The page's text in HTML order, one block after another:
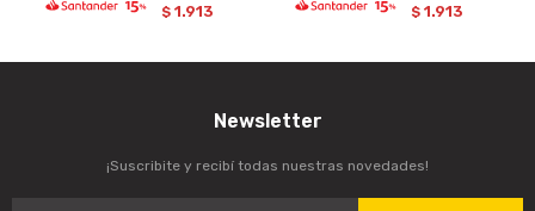
$ 1.913 $ 1.913
Newsletter
¡Suscribite y recibí todas nuestras novedades!